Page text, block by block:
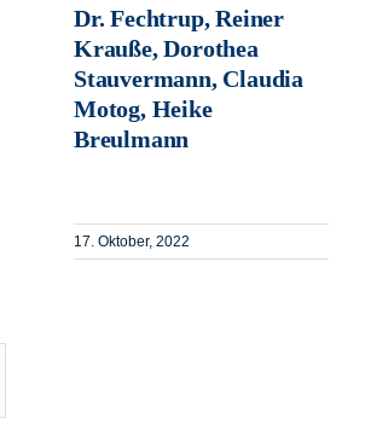
Dr. Fechtrup, Reiner
Krauße, Dorothea
Stauvermann, Claudia
Motog, Heike
Breulmann
17. Oktober, 2022